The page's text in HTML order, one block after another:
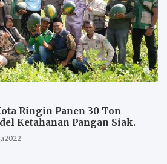
Ringin Panen 30 Ton
Ketahanan Pangan Siak.